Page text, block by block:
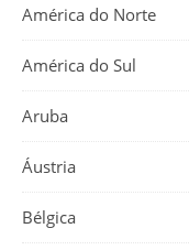
América do Norte
América do Sul
Aruba
Áustria
Bélgica